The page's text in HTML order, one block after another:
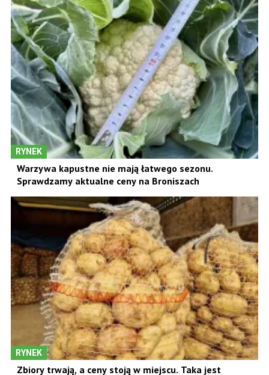
RYNEK
Warzywa kapustne nie mają łatwego sezonu.
Sprawdzamy aktualne ceny na Broniszach
RYNEK
Zbiory trwają, a ceny stoją w miejscu. Taka jest